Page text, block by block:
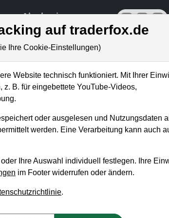
Akademie offizielle
Indikatoren (Teil
II
uns mit Projektionen, also
grob umrissen, um einen ersten Versuch
TAMV steht für Trend, Amplitude,
auf traderfox.de
Ihre Cookie-Einstellungen)
Website technisch funktioniert. Mit Ihrer
B. für eingebettete YouTube-Videos,
oder ausgelesen und Nutzungsdaten
werden. Eine Verarbeitung kann auch
Ihre Auswahl individuell festlegen. Ihre
im Footer widerrufen oder ändern.
.